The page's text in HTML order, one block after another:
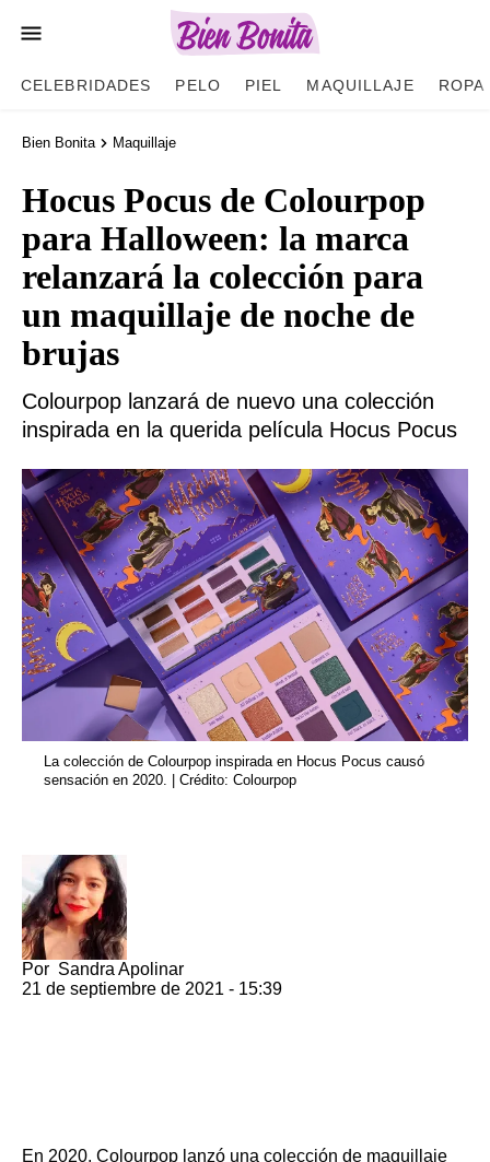
CELEBRIDADES PELO PIEL MAQUILLAJE ROPA
Bien Bonita Maquillaje
Hocus Pocus de Colourpop
para Halloween: la marca
relanzará la colección para
un maquillaje de noche de
brujas
Colourpop lanzará de nuevo una colección
inspirada en la querida película Hocus Pocus
La colección de Colourpop inspirada en Hocus Pocus causó
sensación en 2020. | Crédito: Colourpop
Por Sandra Apolinar
21 de septiembre de 2021 - 15:39
En 2020, Colourpop lanzó una colección de maquillaje